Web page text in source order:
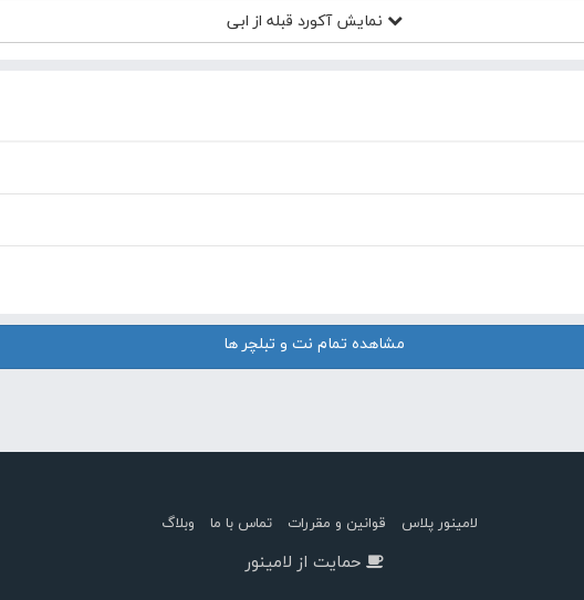
قبله از ابی
مشاهده تمام نت و تبلچر ها
لامینور پلاس قوانین و مقررات تماس با ما وبلاگ
حمایت از لامینور